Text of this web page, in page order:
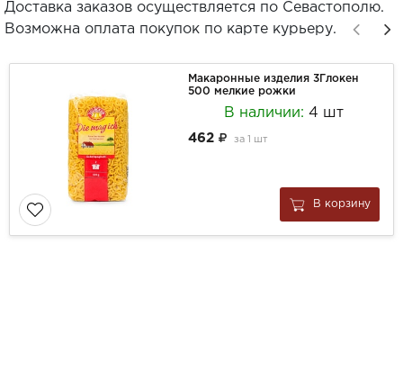
Доставка заказов осуществляется по Севастополю.
Возможна оплата покупок по карте курьеру.
Макаронные изделия 3Глокен
500 мелкие рожки
В наличии: 4 шт
462 за 1 шт
В корзину